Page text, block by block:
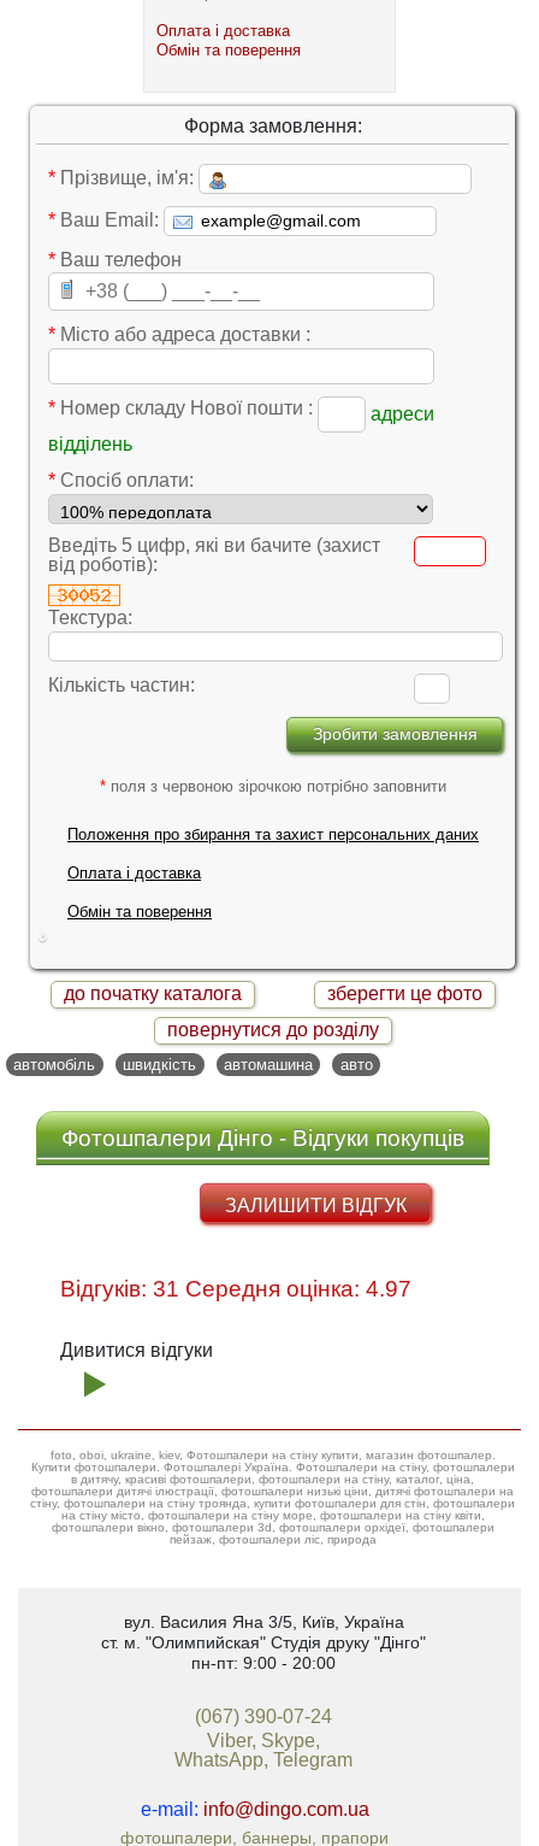
Оплата і доставка
Обмін та поверення
Форма замовлення:
* Прізвище, ім'я:
* Ваш Email:
* Ваш телефон
* Місто або адреса доставки :
* Номер складу Нової пошти :
адреси
відділень
* Cпосіб оплати:
Введіть 5 цифр, які ви бачите (захист
від роботів):
Текстура:
Кількість частин:
* поля з червоною зірочкою потрібно заповнити
Положення про збирання та захист персональних даних
Оплата і доставка
Обмін та поверення
до початку каталога
зберегти це фото
повернутися до розділу
автомобіль швидкість автомашина авто
Фотошпалери Дінго - Відгуки покупців
ЗАЛИШИТИ ВІДГУК
Відгуків: 31 Середня оцінка: 4.97
Дивитися відгуки
foto, oboi, ukraine, kiev, Фотошпалери на стіну купити, магазин фотошпалер.
Купити фотошпалери. Фотошпалері Україна. Фотошпалери на стіну, фотошпалери
в дитячу, красиві фотошпалери, фотошпалери на стіну, каталог, ціна,
фотошпалери дитячі ілюстрації, фотошпалери низькі ціни, дитячі фотошпалери на
стіну, фотошпалери на стіну троянда, купити фотошпалери для стін, фотошпалери
на стіну місто, фотошпалери на стіну море, фотошпалери на стіну квіти,
фотошпалери вікно, фотошпалери 3d, фотошпалери орхідеї, фотошпалери
пейзаж, фотошпалери ліс, природа
вул. Василия Яна 3/5, Київ, Україна
ст. м. "Олимпийская" Студія друку "Дінго"
пн-пт: 9:00 - 20:00
(067) 390-07-24
Viber, Skype,
WhatsApp, Telegram
e-mail: info@dingo.com.ua
фотошпалери, баннеры, прапори